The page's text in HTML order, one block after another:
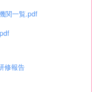
関一覧.pdf
修報告